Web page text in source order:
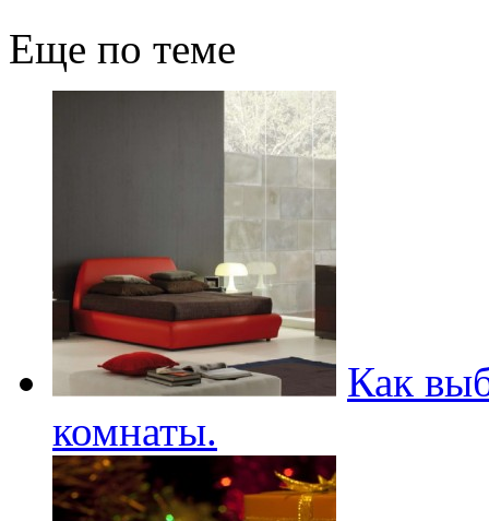
Еще по теме
Как
комнаты.